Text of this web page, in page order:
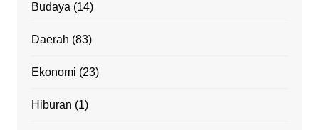
Budaya (14)
Daerah (83)
Ekonomi (23)
Hiburan (1)